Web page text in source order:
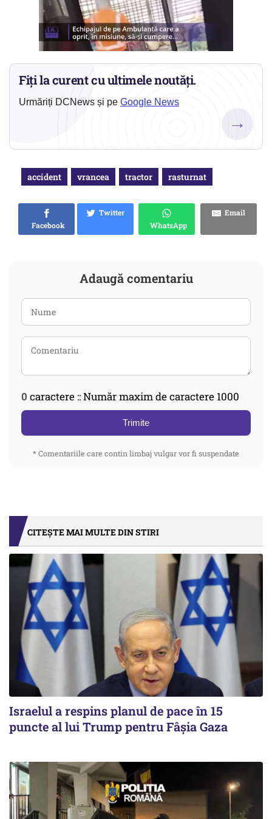
Fiți la curent cu ultimele noutăți.
Urmăriți DCNews și pe Google News
→
accident vrancea tractor rasturnat
Facebook
Twitter
WhatsApp
Email
Adaugă comentariu
0 caractere :: Număr maxim de caractere 1000
Trimite
* Comentariile care contin limbaj vulgar vor fi suspendate
CITEȘTE MAI MULTE DIN STIRI
Israelul a respins planul de pace în 15
puncte al lui Trump pentru Fâșia Gaza